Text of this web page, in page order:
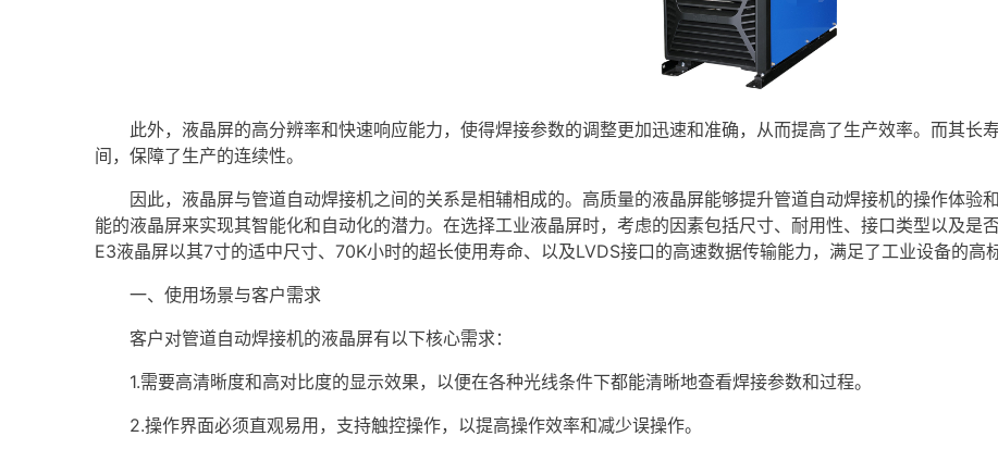
此外，液晶屏的高分辨率和快速响应能力，使得焊接参数的调整更加迅速和准确，从而提高了生产效率。而其长
间，保障了生产的连续性。
因此，液晶屏与管道自动焊接机之间的关系是相辅相成的。高质量的液晶屏能够提升管道自动焊接机的操作体验
能的液晶屏来实现其智能化和自动化的潜力。在选择工业液晶屏时，考虑的因素包括尺寸、耐用性、接口类型以及
E3液晶屏以其7寸的适中尺寸、70K小时的超长使用寿命、以及LVDS接口的高速数据传输能力，满足了工业设备的高
一、使用场景与客户需求
客户对管道自动焊接机的液晶屏有以下核心需求：
1.需要高清晰度和高对比度的显示效果，以便在各种光线条件下都能清晰地查看焊接参数和过程。
2.操作界面必须直观易用，支持触控操作，以提高操作效率和减少误操作。